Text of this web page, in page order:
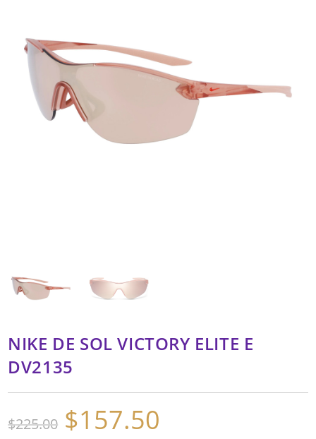
NIKE DE SOL VICTORY ELITE E
DV2135
$225.00
El
precio
original
$157.50